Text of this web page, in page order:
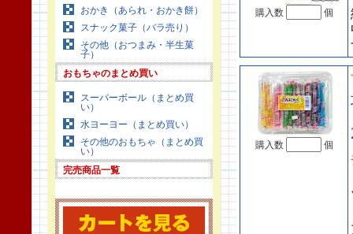
おかき（あられ・おかき餅）
スナック菓子（バラ売り）
その他（おつまみ・半生菓
子）
おもちゃのまとめ買い
スーパーボール（まとめ買
い）
水ヨーヨー（まとめ買い）
その他のおもちゃ（まとめ買
い）
完売商品一覧
購入数 個
購入数 個